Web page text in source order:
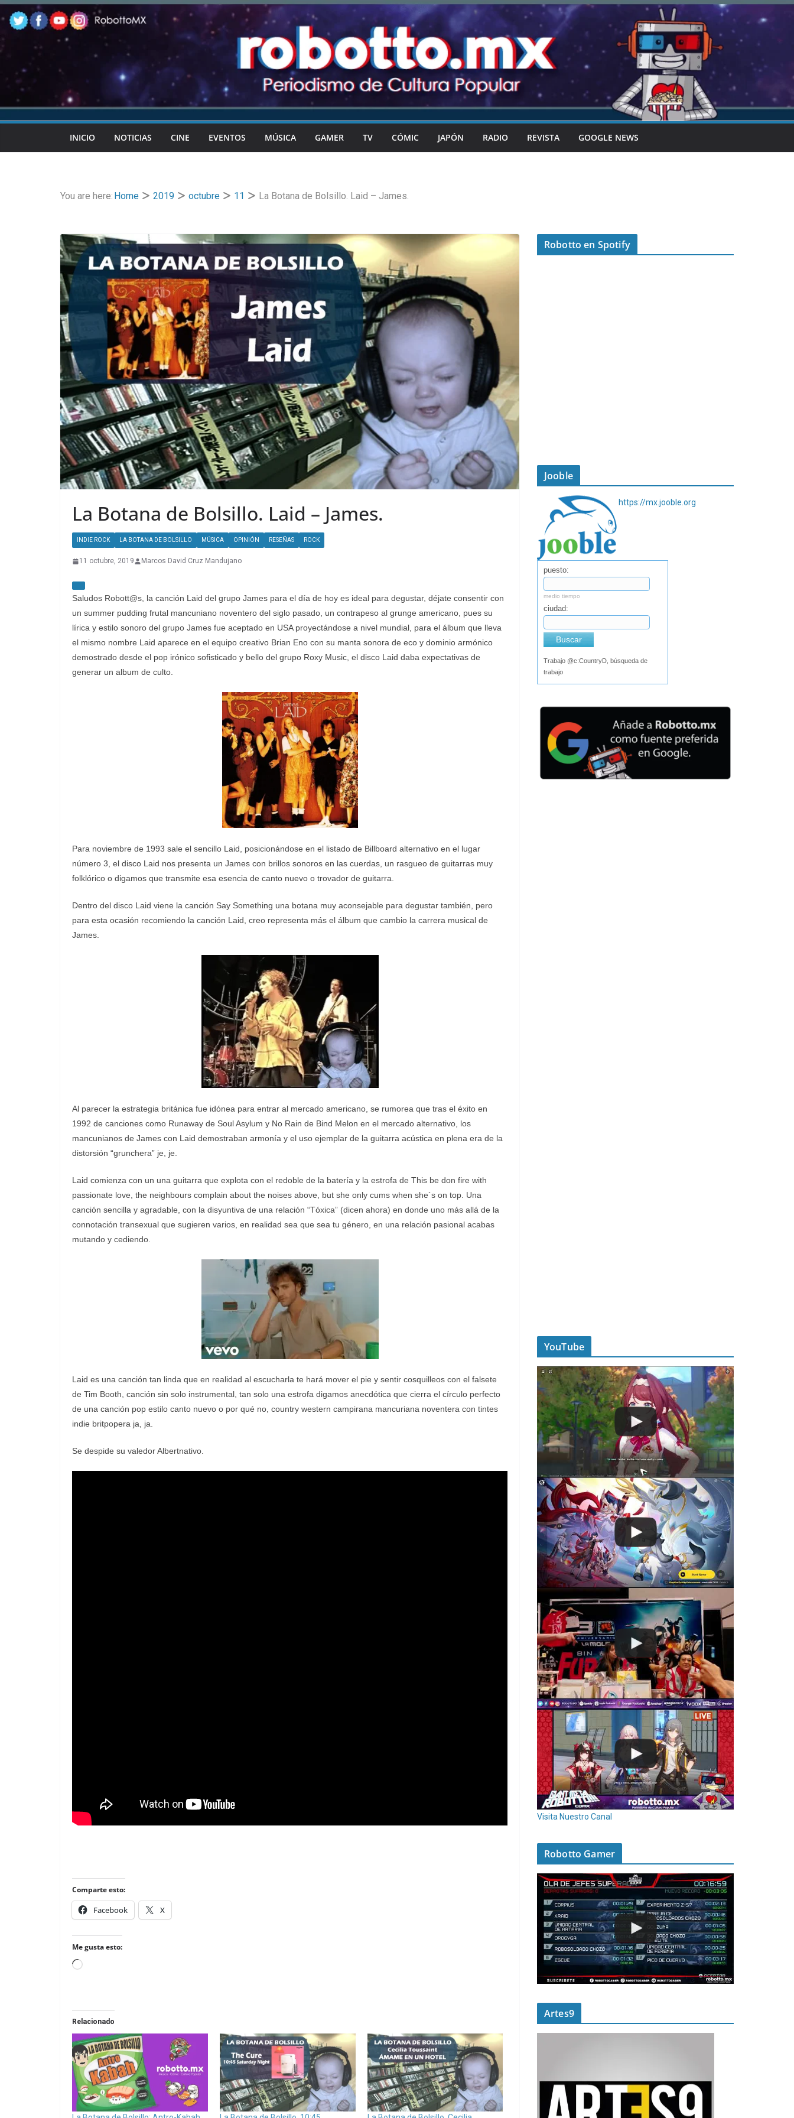
Skip
to
content
INICIO NOTICIAS CINE EVENTOS MÚSICA GAMER TV CÓMIC JAPÓN RADIO REVISTA GOOGLE NEWS
You are here: Home 2019 octubre 11 La Botana de Bolsillo. Laid – James.
La Botana de Bolsillo. Laid – James.
INDIE ROCK LA BOTANA DE BOLSILLO MÚSICA OPINIÓN RESEÑAS ROCK
11 octubre, 2019 Marcos David Cruz Mandujano
Saludos Robott@s, la canción Laid del grupo James para el día de hoy es ideal para degustar, déjate consentir con
un summer pudding frutal mancuniano noventero del siglo pasado, un contrapeso al grunge americano, pues su
lírica y estilo sonoro del grupo James fue aceptado en USA proyectándose a nivel mundial, para el álbum que lleva
el mismo nombre Laid aparece en el equipo creativo Brian Eno con su manta sonora de eco y dominio armónico
demostrado desde el pop irónico sofisticado y bello del grupo Roxy Music, el disco Laid daba expectativas de
generar un album de culto.
Para noviembre de 1993 sale el sencillo Laid, posicionándose en el listado de Billboard alternativo en el lugar
número 3, el disco Laid nos presenta un James con brillos sonoros en las cuerdas, un rasgueo de guitarras muy
folklórico o digamos que transmite esa esencia de canto nuevo o trovador de guitarra.
Dentro del disco Laid viene la canción Say Something una botana muy aconsejable para degustar también, pero
para esta ocasión recomiendo la canción Laid, creo representa más el álbum que cambio la carrera musical de
James.
Al parecer la estrategia británica fue idónea para entrar al mercado americano, se rumorea que tras el éxito en
1992 de canciones como Runaway de Soul Asylum y No Rain de Bind Melon en el mercado alternativo, los
mancunianos de James con Laid demostraban armonía y el uso ejemplar de la guitarra acústica en plena era de la
distorsión “grunchera” je, je.
Laid comienza con un una guitarra que explota con el redoble de la batería y la estrofa de This be don fire with
passionate love, the neighbours complain about the noises above, but she only cums when she´s on top. Una
canción sencilla y agradable, con la disyuntiva de una relación “Tóxica” (dicen ahora) en donde uno más allá de la
connotación transexual que sugieren varios, en realidad sea que sea tu género, en una relación pasional acabas
mutando y cediendo.
Laid es una canción tan linda que en realidad al escucharla te hará mover el pie y sentir cosquilleos con el falsete
de Tim Booth, canción sin solo instrumental, tan solo una estrofa digamos anecdótica que cierra el círculo perfecto
de una canción pop estilo canto nuevo o por qué no, country western campirana mancuriana noventera con tintes
indie britpopera ja, ja.
Se despide su valedor Albertnativo.
Comparte esto:
Facebook X
Me gusta esto:
Loading…
Relacionado
Robotto en Spotify
Jooble
https://mx.jooble.org
puesto:
medio tiempo
ciudad:
Buscar
Trabajo @c:CountryD, búsqueda de
trabajo
YouTube
Visita Nuestro Canal
Robotto Gamer
Artes9